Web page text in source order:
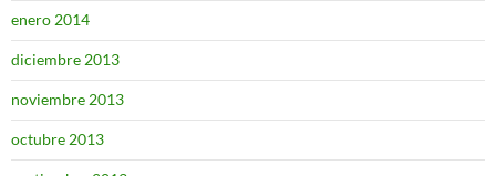
enero 2014
diciembre 2013
noviembre 2013
octubre 2013